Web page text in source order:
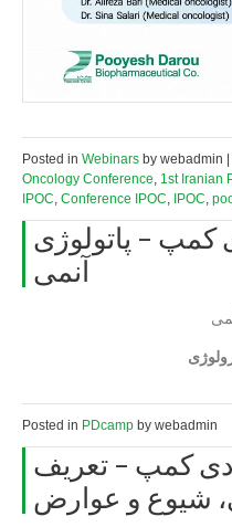
Posted in Webinars by webadmin |
Oncology Conference, 1st Iranian
IPOC, Conference IPOC, IPOC,
– پاتولوژی
آنمی
Posted in PDcamp by webadmin
کمپ – تعریف
شیوع و عوارض